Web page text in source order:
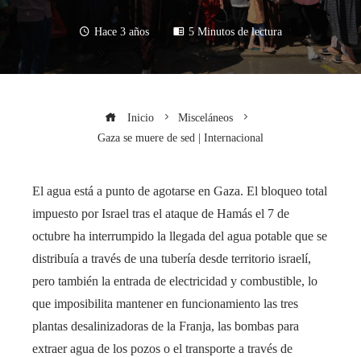
Hace 3 años 5 Minutos de lectura
Inicio
Misceláneos
Gaza se muere de sed | Internacional
El agua está a punto de agotarse en Gaza. El bloqueo total
impuesto por Israel tras el ataque de Hamás el 7 de
octubre ha interrumpido la llegada del agua potable que se
distribuía a través de una tubería desde territorio israelí,
pero también la entrada de electricidad y combustible, lo
que imposibilita mantener en funcionamiento las tres
plantas desalinizadoras de la Franja, las bombas para
extraer agua de los pozos o el transporte a través de